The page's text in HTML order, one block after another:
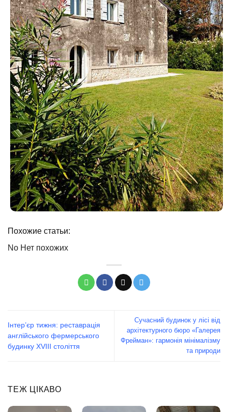
Похожие статьи:
No Нет похожих
Інтер’єр тижня: реставрація
англійського фермерського
будинку XVIII століття
Сучасний будинок у лісі від
архітектурного бюро «Галерея
Фрейман»: гармонія мінімалізму
та природи
ТЕЖ ЦІКАВО